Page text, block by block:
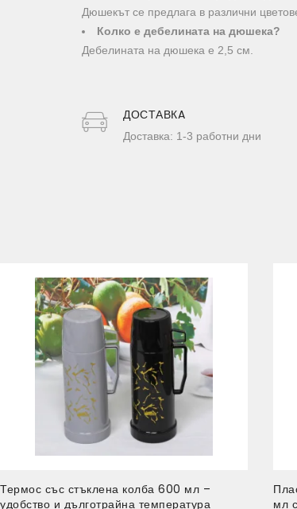
Дюшекът се предлага в различни
Колко е дебелината на дюшека?
Дебелината на дюшека е 2,5 см.
ДОСТАВКA
Доставка: 1-3 работни дни
Термос със стъклена колба 600 мл –
удобство и дълготрайна температура
мл